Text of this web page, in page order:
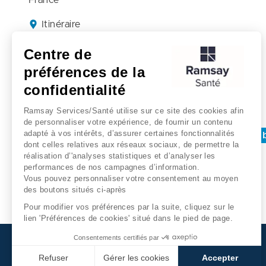
Itinéraire
Recherches associées
Oncologie - Clinique belharra Bayonne Clinique
Centre de
préférences de la
confidentialité
Ramsay Services/Santé utilise sur ce site des cookies afin
de personnaliser votre expérience, de fournir un contenu
adapté à vos intérêts, d’assurer certaines fonctionnalités
dont celles relatives aux réseaux sociaux, de permettre la
réalisation d’'analyses statistiques et d’analyser les
performances de nos campagnes d’information.
Vous pouvez personnaliser votre consentement au moyen
des boutons situés ci-après
Pour modifier vos préférences par la suite, cliquez sur le
lien 'Préférences de cookies' situé dans le pied de page.
Consentements certifiés par
Refuser Gérer les cookies Accepter